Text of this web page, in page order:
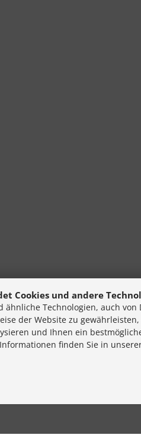
Cookies und andere
ähnliche Technologien, auch
der Website zu
und Ihnen ein
finden Sie in